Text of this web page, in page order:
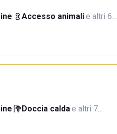
· Accesso animali·e altri 6…
· Doccia calda·e altri 7…